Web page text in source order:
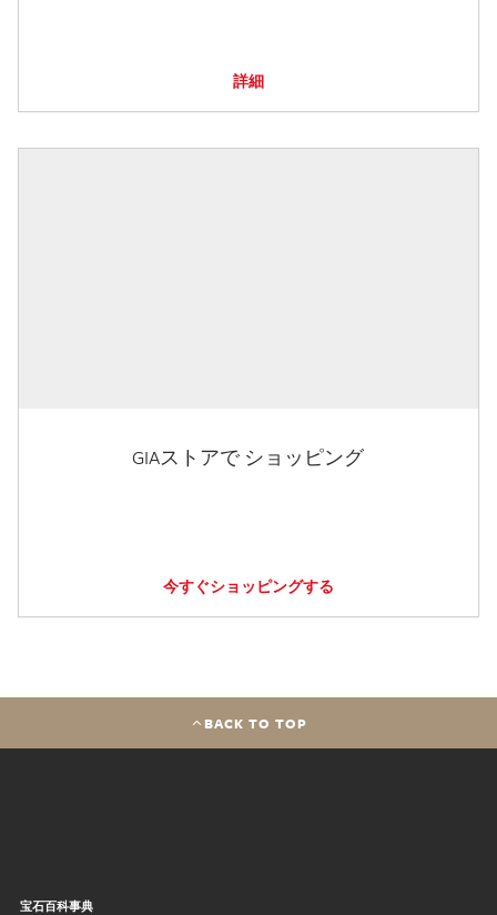
詳細
GIAストアで ショッピング
今すぐショッピングする
BACK TO TOP
宝石百科事典